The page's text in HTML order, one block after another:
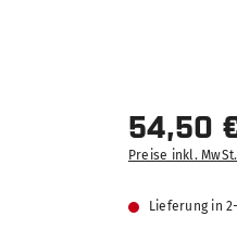
54,50
Preise inkl.
Lieferung in